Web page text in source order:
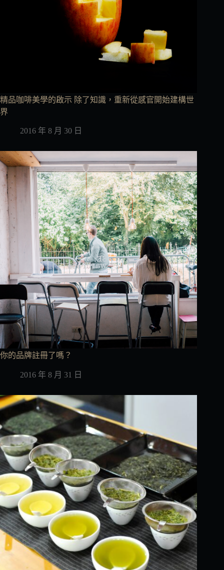
精品咖啡美學的啟示 除了知識，重新從感官開始建構世
界
2016 年 8 月 30 日
你的品牌註冊了嗎？
2016 年 8 月 31 日